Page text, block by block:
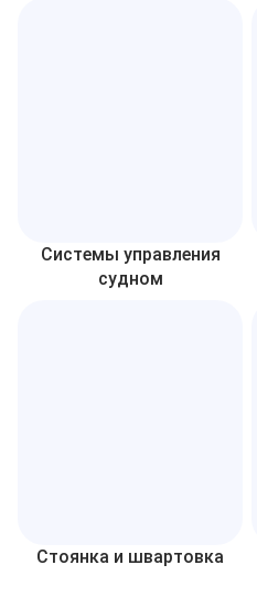
Системы управления
судном
Стоянка и швартовка